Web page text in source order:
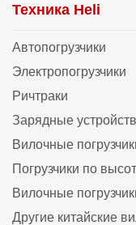
Техника Heli
Автопогрузчики
Электропогрузчики
Ричтраки
Зарядные
Вилочные
Погрузчики по
Вилочные
Другие китайские